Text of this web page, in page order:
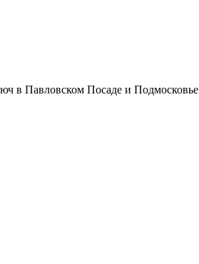
в Павловском Посаде и Подмосковье